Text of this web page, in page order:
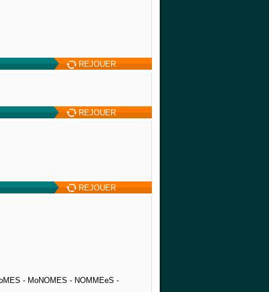
REJOUER
REJOUER
REJOUER
- MoNOMES - NOMMEeS -